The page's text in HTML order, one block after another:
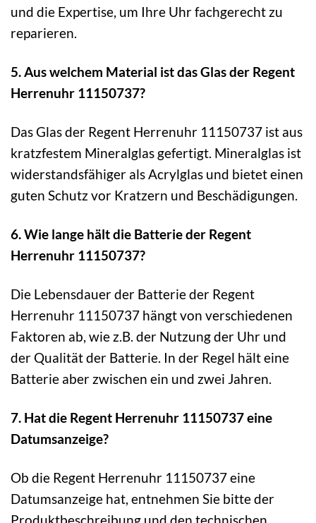
und die Expertise, um Ihre Uhr fachgerecht zu
reparieren.
5. Aus welchem Material ist das Glas der Regent
Herrenuhr 11150737?
Das Glas der Regent Herrenuhr 11150737 ist aus
kratzfestem Mineralglas gefertigt. Mineralglas ist
widerstandsfähiger als Acrylglas und bietet einen
guten Schutz vor Kratzern und Beschädigungen.
6. Wie lange hält die Batterie der Regent
Herrenuhr 11150737?
Die Lebensdauer der Batterie der Regent
Herrenuhr 11150737 hängt von verschiedenen
Faktoren ab, wie z.B. der Nutzung der Uhr und
der Qualität der Batterie. In der Regel hält eine
Batterie aber zwischen ein und zwei Jahren.
7. Hat die Regent Herrenuhr 11150737 eine
Datumsanzeige?
Ob die Regent Herrenuhr 11150737 eine
Datumsanzeige hat, entnehmen Sie bitte der